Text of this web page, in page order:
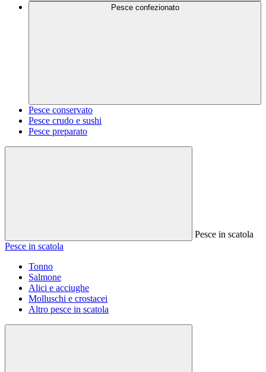
Pesce confezionato
Pesce conservato
Pesce crudo e sushi
Pesce preparato
Pesce in scatola
Pesce in scatola
Tonno
Salmone
Alici e acciughe
Molluschi e crostacei
Altro pesce in scatola